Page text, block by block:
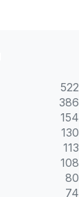
522
386
154
130
113
108
80
74